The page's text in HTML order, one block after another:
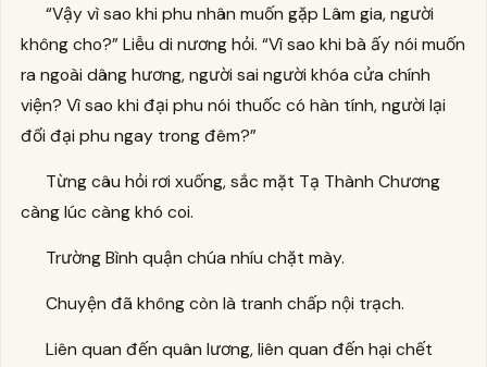
“Vậy vì sao khi phu nhân muốn gặp Lâm gia, người
không cho?” Liễu di nương hỏi. “Vì sao khi bà ấy nói muốn
ra ngoài dâng hương, người sai người khóa cửa chính
viện? Vì sao khi đại phu nói thuốc có hàn tính, người lại
đổi đại phu ngay trong đêm?”
Từng câu hỏi rơi xuống, sắc mặt Tạ Thành Chương
càng lúc càng khó coi.
Trường Bình quận chúa nhíu chặt mày.
Chuyện đã không còn là tranh chấp nội trạch.
Liên quan đến quân lương, liên quan đến hại chết